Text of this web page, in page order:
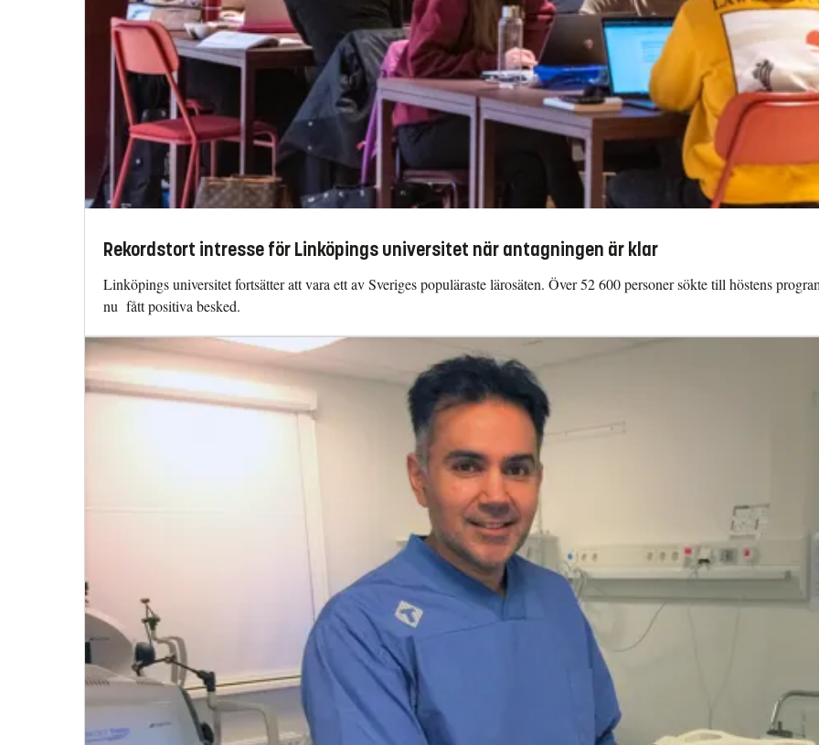
Rekordstort intresse för Linköpings universitet när antagningen är klar
Linköpings universitet fortsätter att vara ett av Sveriges populäraste lärosäten. Över 52 600 personer sökte till höstens
nu fått positiva besked.